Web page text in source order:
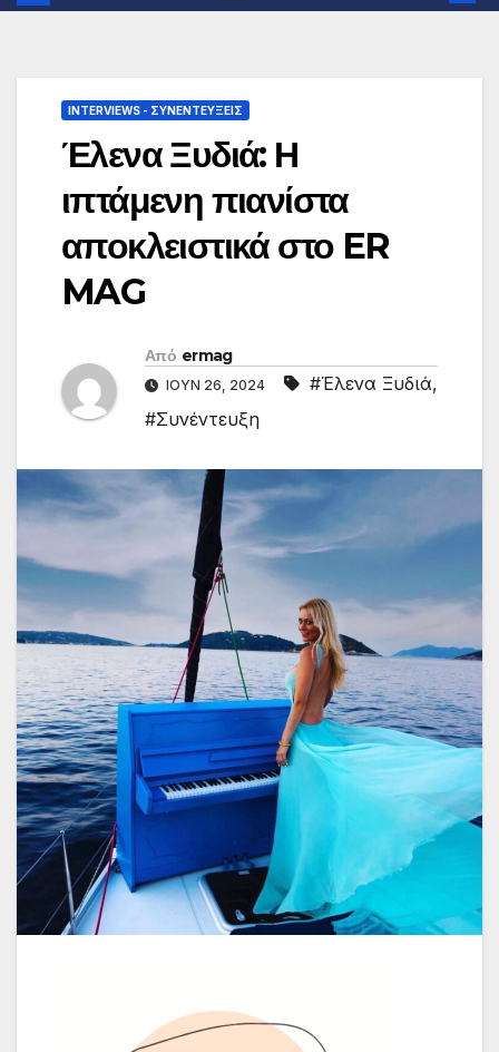
INTERVIEWS - ΣΥΝΕΝΤΕΎΞΕΙΣ
Έλενα Ξυδιά: Η
ιπτάμενη πιανίστα
αποκλειστικά στο ER
MAG
Από ermag
ΙΟΎΝ 26, 2024 #Έλενα Ξυδιά,
#Συνέντευξη